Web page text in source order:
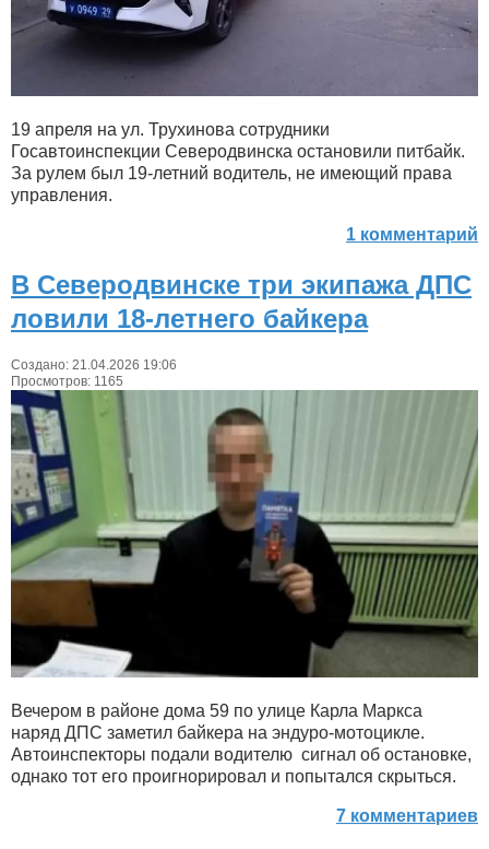
19 апреля на ул. Трухинова сотрудники
Госавтоинспекции Северодвинска остановили питбайк.
За рулем был 19-летний водитель, не имеющий права
управления.
1 комментарий
В Северодвинске три экипажа ДПС
ловили 18-летнего байкера
Создано: 21.04.2026 19:06
Просмотров: 1165
Вечером в районе дома 59 по улице Карла Маркса
наряд ДПС заметил байкера на эндуро-мотоцикле.
Автоинспекторы подали водителю сигнал об остановке,
однако тот его проигнорировал и попытался скрыться.
7 комментариев